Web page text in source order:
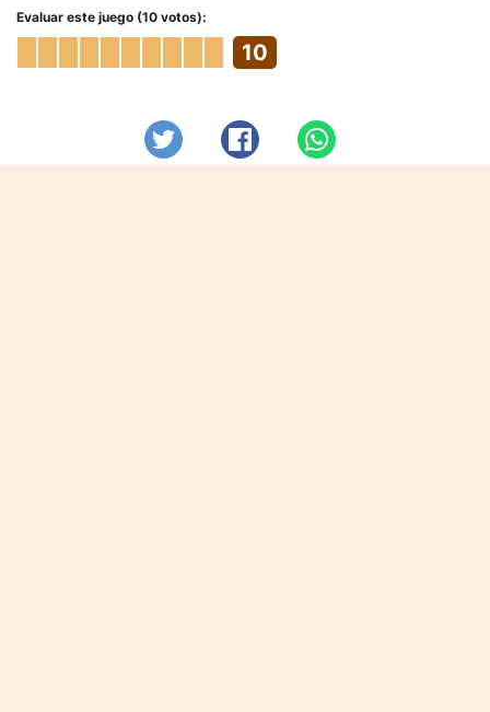
Evaluar este juego (10 votos):
10